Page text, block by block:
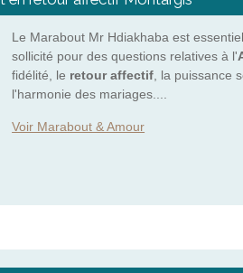
Le Marabout Mr Hdiakhaba est
sollicité pour des questions relatives à l'
fidélité, le retour affectif , la puissance
l'harmonie des mariages....
Voir Marabout & Amour